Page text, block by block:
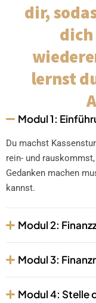
dir,
lernst
Modul 1:
Du machst
rein- und
Gedanken machen
kannst.
Modul 2:
Modul 3:
Modul 4: Stelle